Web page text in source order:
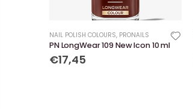
NAIL POLISH COLOURS, PRONAILS
PN LongWear 109 New Icon 10 ml
€17,45